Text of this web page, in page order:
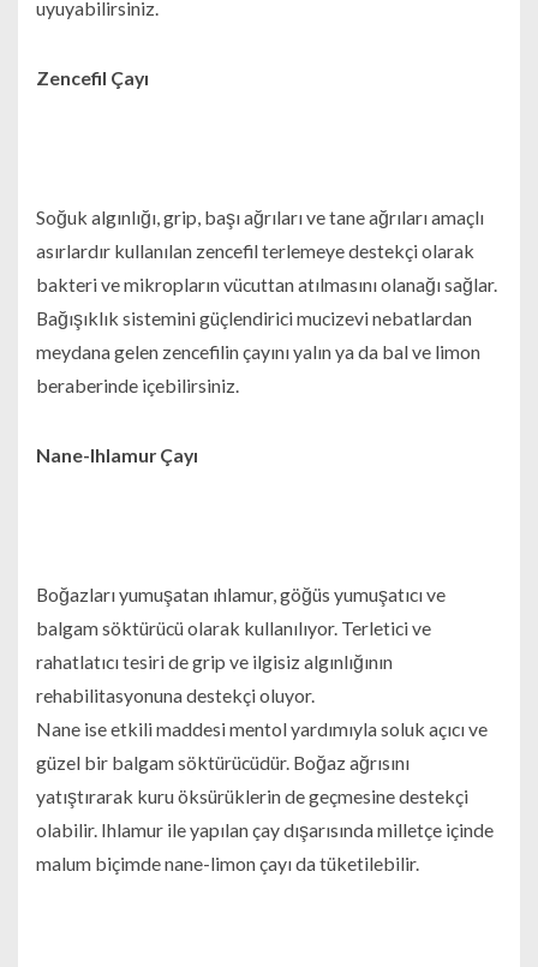
uyuyabilirsiniz.
Zencefil Çayı
Soğuk algınlığı, grip, başı ağrıları ve tane ağrıları amaçlı
asırlardır kullanılan zencefil terlemeye destekçi olarak
bakteri ve mikropların vücuttan atılmasını olanağı sağlar.
Bağışıklık sistemini güçlendirici mucizevi nebatlardan
meydana gelen zencefilin çayını yalın ya da bal ve limon
beraberinde içebilirsiniz.
Nane-Ihlamur Çayı
Boğazları yumuşatan ıhlamur, göğüs yumuşatıcı ve
balgam söktürücü olarak kullanılıyor. Terletici ve
rahatlatıcı tesiri de grip ve ilgisiz algınlığının
rehabilitasyonuna destekçi oluyor.
Nane ise etkili maddesi mentol yardımıyla soluk açıcı ve
güzel bir balgam söktürücüdür. Boğaz ağrısını
yatıştırarak kuru öksürüklerin de geçmesine destekçi
olabilir. Ihlamur ile yapılan çay dışarısında milletçe içinde
malum biçimde nane-limon çayı da tüketilebilir.